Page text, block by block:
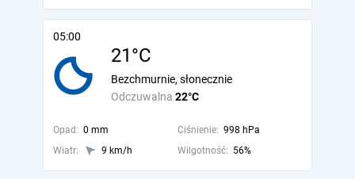
05:00
21°C
Odczuwalna 22°C
Bezchmurnie, słonecznie
Opad: 0 mm Ciśnienie: 998 hPa
Wiatr:
9 km/h Wilgotność: 56%